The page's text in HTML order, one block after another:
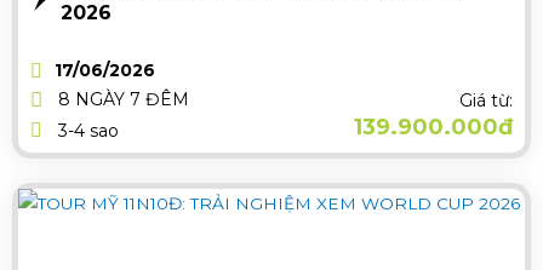
2026
17/06/2026
8 NGÀY 7 ĐÊM
3-4 sao
Giá từ:
139.900.000đ